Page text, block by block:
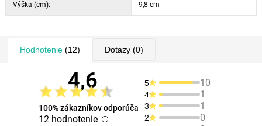
Výška (cm): 9,8 cm
Hodnotenie(12) Dotazy(0)
4,6
100% zákazníkov odporúča
12 hodnotenie
5 10
4 1
3 1
2 0